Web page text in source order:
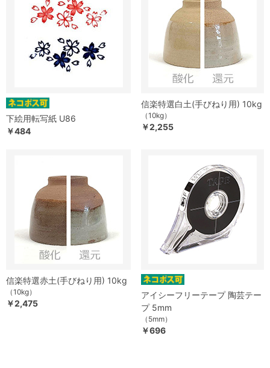
下絵用転写紙 U86
￥484
信楽特選白土(手びねり用) 10kg
（10kg）
￥2,255
信楽特選赤土(手びねり用) 10kg
（10kg）
￥2,475
アイシーフリーテープ 陶芸テー
プ 5mm
（5mm）
￥696